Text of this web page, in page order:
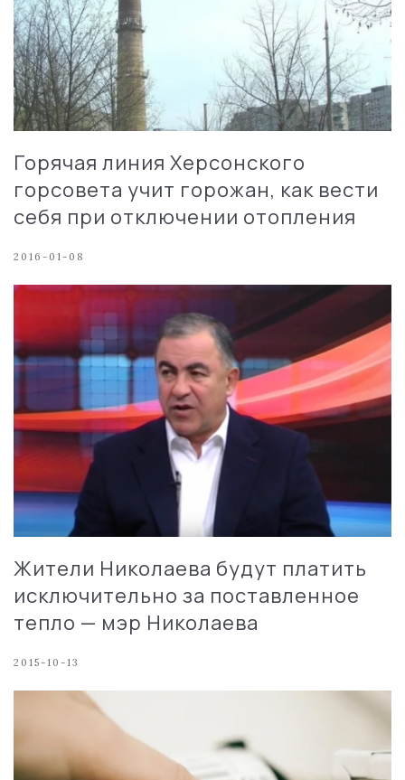
Горячая линия Херсонского
горсовета учит горожан, как вести
себя при отключении отопления
2016-01-08
Жители Николаева будут платить
исключительно за поставленное
тепло — мэр Николаева
2015-10-13